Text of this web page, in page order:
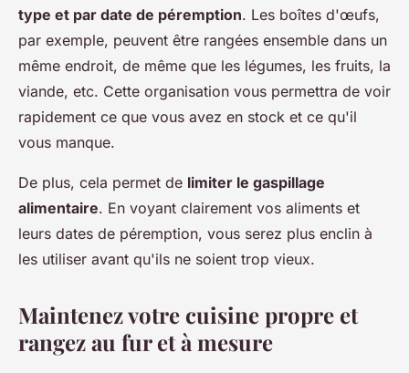
type et par date de péremption. Les boîtes d'œufs,
par exemple, peuvent être rangées ensemble dans un
même endroit, de même que les légumes, les fruits, la
viande, etc. Cette organisation vous permettra de voir
rapidement ce que vous avez en stock et ce qu'il
vous manque.
De plus, cela permet de limiter le gaspillage
alimentaire. En voyant clairement vos aliments et
leurs dates de péremption, vous serez plus enclin à
les utiliser avant qu'ils ne soient trop vieux.
Maintenez votre cuisine propre et
rangez au fur et à mesure